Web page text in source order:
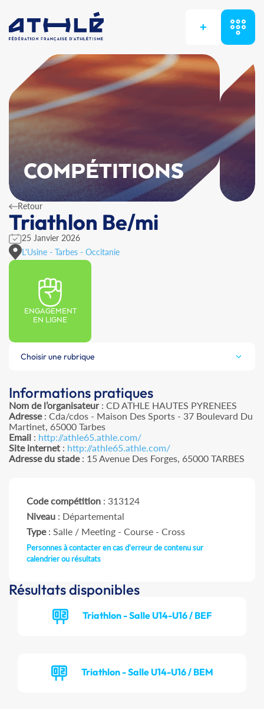
+
COMPÉTITIONS
Retour
Triathlon Be/mi
25 Janvier 2026
L'Usine - Tarbes - Occitanie
ENGAGEMENT
EN LIGNE
Choisir une rubrique
Informations pratiques
Nom de l’organisateur: CD ATHLE HAUTES PYRENEES
Adresse: Cda/cdos - Maison Des Sports - 37 Boulevard Du
Martinet, 65000 Tarbes
Email : http://athle65.athle.com/
Site internet : http://athle65.athle.com/
Adresse du stade: 15 Avenue Des Forges, 65000 TARBES
Code compétition : 313124
Niveau : Départemental
Type: Salle / Meeting - Course - Cross
Personnes à contacter en cas d'erreur de contenu sur
calendrier ou résultats
Résultats disponibles
Triathlon - Salle U14-U16 / BEF
Triathlon - Salle U14-U16 / BEM